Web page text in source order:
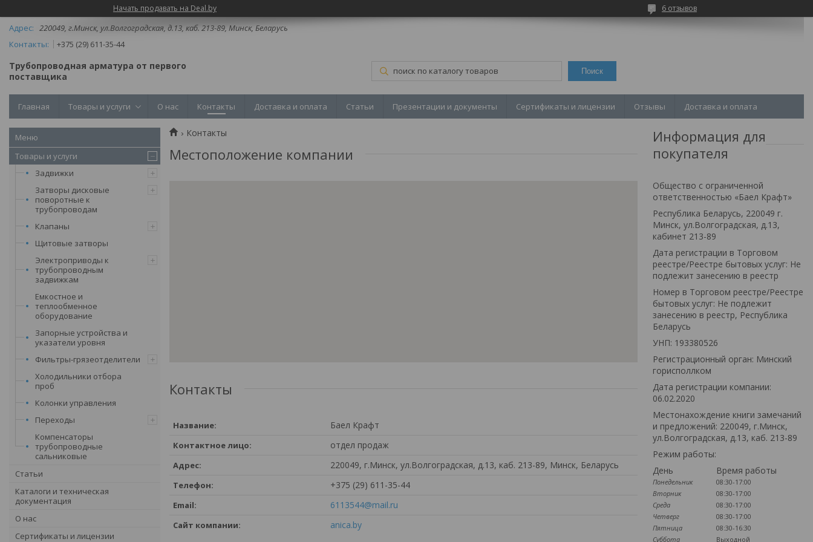
Начать продавать на Deal.by 6 отзывов
220049, г.Минск, ул.Волгоградская, д.13, каб. 213-89, Минск, Беларусь
+375 (29) 611-35-44
Трубопроводная арматура от первого
поставщика
Поиск
Главная Товары и услуги О нас Контакты Доставка и оплата Статьи Презентации и документы Сертификаты и лицензии Отзывы Доставка и оплата
Товары и услуги
Задвижки
Затворы дисковые
поворотные к
трубопроводам
Клапаны
Щитовые затворы
Электроприводы к
трубопроводным
задвижкам
Емкостное и
теплообменное
оборудование
Запорные устройства и
указатели уровня
Фильтры-грязеотделители
Холодильники отбора
проб
Колонки управления
Переходы
Компенсаторы
трубопроводные
сальниковые
Статьи
Каталоги и техническая
документация
О нас
Сертификаты и лицензии
Контакты
Местоположение компании
Контакты
Баел Крафт
отдел продаж
220049, г.Минск, ул.Волгоградская, д.13, каб. 213-89, Минск, Беларусь
+375 (29) 611-35-44
6113544@mail.ru
anica.by
Информация для
покупателя
Общество с ограниченной
ответственностью «Баел Крафт»
Республика Беларусь, 220049 г.
Минск, ул.Волгоградская, д.13,
кабинет 213-89
Дата регистрации в Торговом
реестре/Реестре бытовых услуг: Не
подлежит занесению в реестр
Номер в Торговом реестре/Реестре
бытовых услуг: Не подлежит
занесению в реестр, Республика
Беларусь
УНП: 193380526
Регистрационный орган: Минский
горисполлком
Дата регистрации компании:
06.02.2020
Местонахождение книги замечаний
и предложений: 220049, г.Минск,
ул.Волгоградская, д.13, каб. 213-89
Режим работы:
День
Время работы
Понедельник
08:30-17:00
Вторник
08:30-17:00
Среда
08:30-17:00
Четверг
08:30-17:00
Пятница
08:30-16:30
Суббота
Выходной